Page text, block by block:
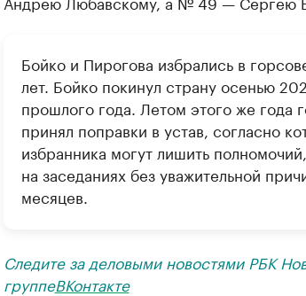
Бойко и Пирогова избрались в
лет. Бойко покинул страну осенью
прошлого года. Летом этого же года
принял поправки в устав, согласно
избранника могут лишить
на заседаниях без уважительной
месяцев.
Следите за деловыми новостями РБК
группеВКонтакте